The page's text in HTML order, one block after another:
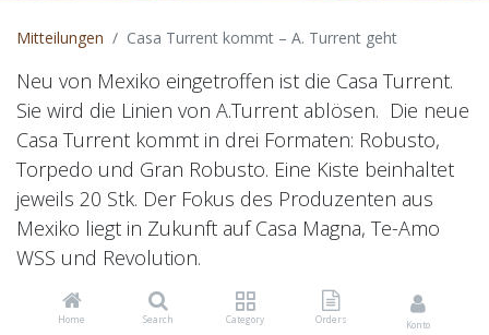
Home Search Category Orders Konto
Mitteilungen Casa Turrent kommt – A. Turrent geht
Neu von Mexiko eingetroffen ist die Casa Turrent.
Sie wird die Linien von A.Turrent ablösen. Die neue
Casa Turrent kommt in drei Formaten: Robusto,
Torpedo und Gran Robusto. Eine Kiste beinhaltet
jeweils 20 Stk. Der Fokus des Produzenten aus
Mexiko liegt in Zukunft auf Casa Magna, Te-Amo
WSS und Revolution.